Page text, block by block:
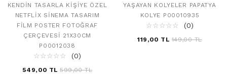
KENDIN TASARLA KIŞIYE ÖZEL
NETFLIX SINEMA TASARIM
FILM POSTER FOTOĞRAF
ÇERÇEVESI 21X30CM
P00012038
☆ ☆ ☆ ☆ ☆
★ ★ ★ ★ ★ (0)
549,00 TL 599,00 TL
YAŞAYAN KOLYELER PAPATYA
KOLYE P00010935
☆ ☆ ☆ ☆ ☆
★ ★ ★ ★ ★ (0)
119,00 TL 149,00 TL